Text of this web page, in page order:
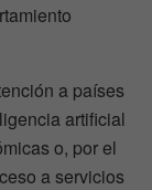
a países
artificial
o, por el
a servicios